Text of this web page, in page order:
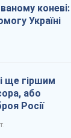
коневі:
Україні
ще гіршим
або
Росії